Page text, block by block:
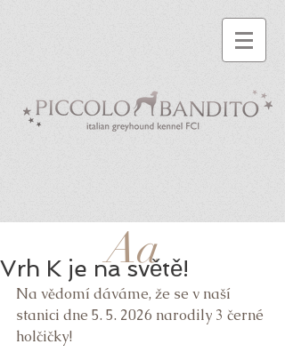
Vrh K je na světě!
Na vědomí dáváme, že se v naší
stanici dne 5. 5. 2026 narodily 3 černé
holčičky!
Aa